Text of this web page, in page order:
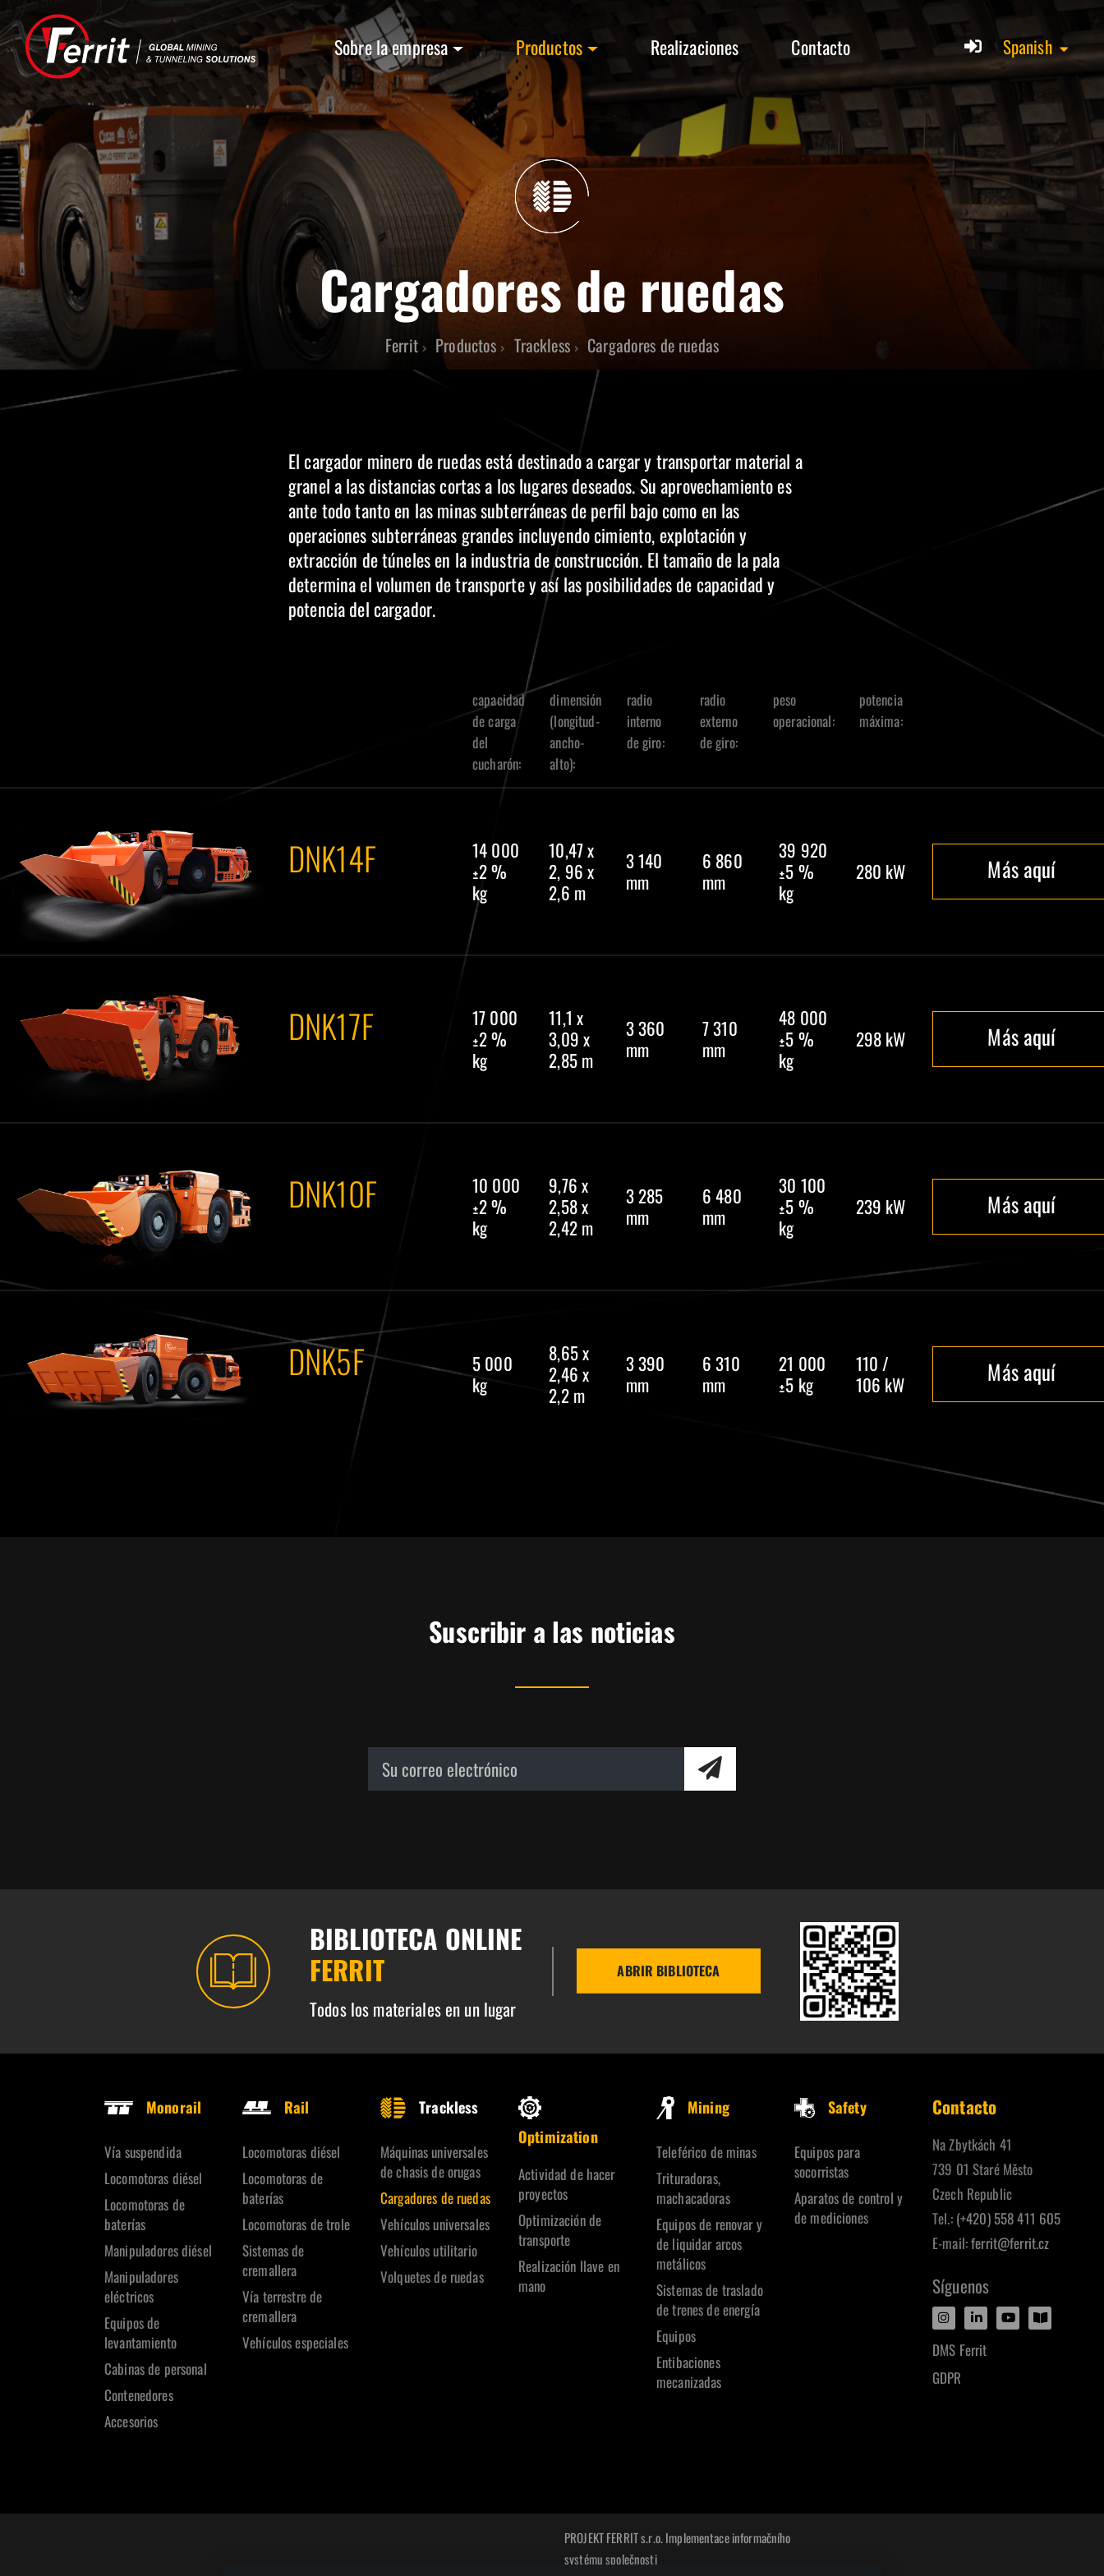
Sobre la empresa Productos Realizaciones Contacto Spanish
Cargadores de ruedas
Ferrit Productos Trackless Cargadores de ruedas
El cargador minero de ruedas está destinado a cargar y transportar material a
granel a las distancias cortas a los lugares deseados. Su aprovechamiento es
ante todo tanto en las minas subterráneas de perfil bajo como en las
operaciones subterráneas grandes incluyendo cimiento, explotación y
extracción de túneles en la industria de construcción. El tamaño de la pala
determina el volumen de transporte y así las posibilidades de capacidad y
potencia del cargador.
capacidad
de carga
del
cucharón:
dimensión
(longitud-
ancho-
alto):
radio
interno
de giro:
radio
externo
de giro:
peso
operacional:
potencia
máxima:
DNK14F
14 000
±2 %
kg
10,47 x
2, 96 x
2,6 m
3 140
mm
6 860
mm
39 920
±5 %
kg
280 kW Más aquí
DNK17F
17 000
±2 %
kg
11,1 x
3,09 x
2,85 m
3 360
mm
7 310
mm
48 000
±5 %
kg
298 kW Más aquí
DNK10F
10 000
±2 %
kg
9,76 x
2,58 x
2,42 m
3 285
mm
6 480
mm
30 100
±5 %
kg
239 kW Más aquí
DNK5F
5 000
kg
8,65 x
2,46 x
2,2 m
3 390
mm
6 310
mm
21 000
±5 kg
110 /
106 kW
Más aquí
Suscribir a las noticias
BIBLIOTECA ONLINE
FERRIT
Todos los materiales en un lugar
ABRIR BIBLIOTECA
Monorail
Vía suspendida
Locomotoras diésel
Locomotoras de
baterías
Manipuladores diésel
Manipuladores
eléctricos
Equipos de
levantamiento
Cabinas de personal
Contenedores
Accesorios
Rail
Locomotoras diésel
Locomotoras de
baterías
Locomotoras de trole
Sistemas de
cremallera
Vía terrestre de
cremallera
Vehículos especiales
Trackless
Máquinas universales
de chasis de orugas
Cargadores de ruedas
Vehículos universales
Vehículos utilitario
Volquetes de ruedas
Optimization
Actividad de hacer
proyectos
Optimización de
transporte
Realización llave en
mano
Mining
Teleférico de minas
Trituradoras,
machacadoras
Equipos de renovar y
de liquidar arcos
metálicos
Sistemas de traslado
de trenes de energía
Equipos
Entibaciones
mecanizadas
Safety
Equipos para
socorristas
Aparatos de control y
de mediciones
Contacto
Na Zbytkách 41
739 01 Staré Město
Czech Republic
Tel.: (+420) 558 411 605
E-mail:ferrit@ferrit.cz
Síguenos
DMS Ferrit
GDPR
PROJEKT FERRIT s.r.o. Implementace informačního
systému společnosti